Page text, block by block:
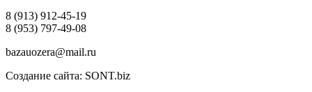
8 (913) 912-45-19
8 (953) 797-49-08
bazauozera@mail.ru
Создание сайта: SONT.biz